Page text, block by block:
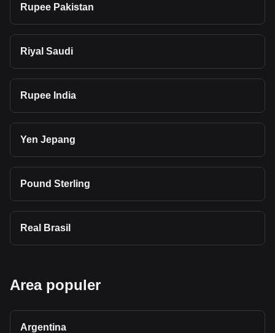
Rupee Pakistan
Riyal Saudi
Rupee India
Yen Jepang
Pound Sterling
Real Brasil
Area populer
Argentina